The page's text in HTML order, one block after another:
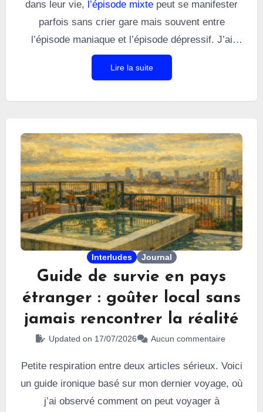
dans leur vie, l’épisode mixte peut se manifester
parfois sans crier gare mais souvent entre
l’épisode maniaque et l’épisode dépressif. J’ai
évoqué dans un article dédié la manière dont cet
épisode présente à la fois des caractéristiques
Lire la suite
Interludes Journal
Guide de survie en pays
étranger : goûter local sans
jamais rencontrer la réalité
Updated on 17/07/2026 Aucun commentaire
Petite respiration entre deux articles sérieux. Voici
un guide ironique basé sur mon dernier voyage, où
j’ai observé comment on peut voyager à